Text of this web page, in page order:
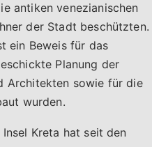
antiken venezianischen
der Stadt beschützten.
ein Beweis für das
Planung der
Architekten sowie für die
wurden.
Kreta hat seit den